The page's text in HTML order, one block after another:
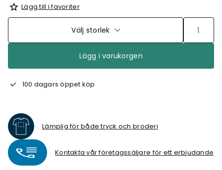
Lägg till i favoriter
Välj storlek
Lägg i varukorgen
100 dagars öppet köp
Lämplig för både tryck och broderi
Kontakta vår företagssäljare för ett erbjudande